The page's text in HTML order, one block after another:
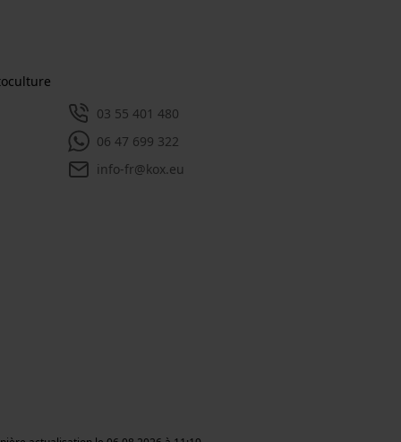
03 55 401 480
06 47 699 322
info-fr@kox.eu